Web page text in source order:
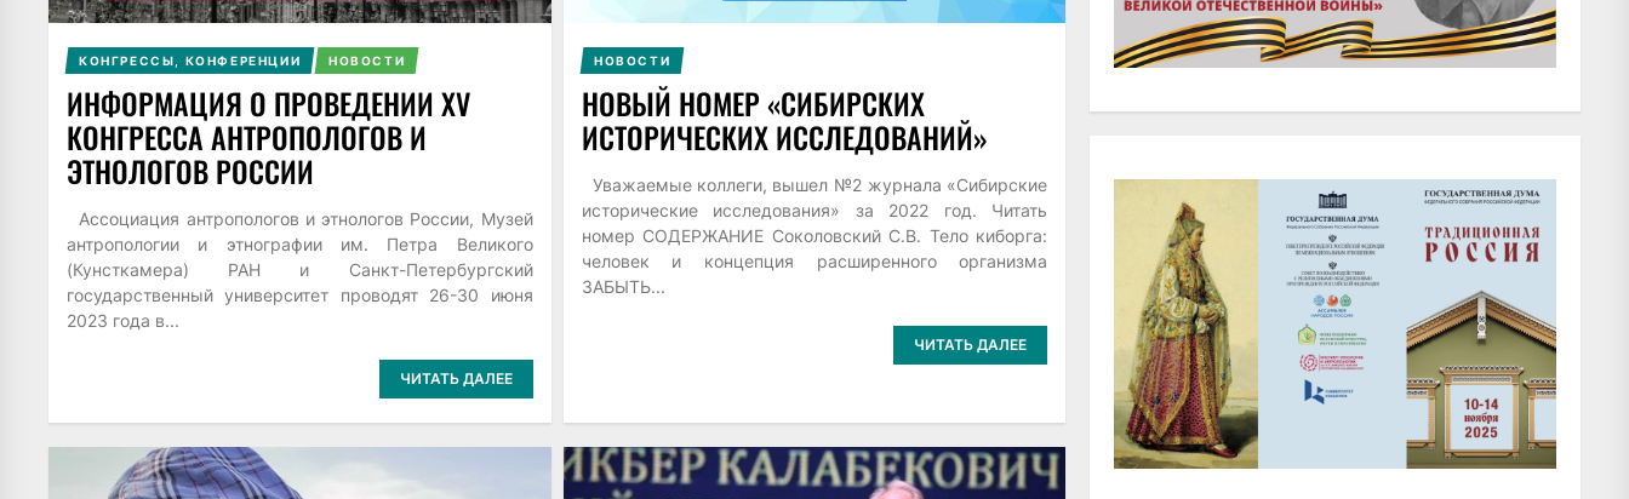
КОНГРЕССЫ, КОНФЕРЕНЦИИ НОВОСТИ
ИНФОРМАЦИЯ О ПРОВЕДЕНИИ XV
КОНГРЕССА АНТРОПОЛОГОВ И
ЭТНОЛОГОВ РОССИИ
Ассоциация антропологов и этнологов России, Музей
антропологии и этнографии им. Петра Великого
(Кунсткамера) РАН и Санкт-Петербургский
государственный университет проводят 26-30 июня
2023 года в...
ЧИТАТЬ ДАЛЕЕ
НОВОСТИ
НОВЫЙ НОМЕР «СИБИРСКИХ
ИСТОРИЧЕСКИХ ИССЛЕДОВАНИЙ»
Уважаемые коллеги, вышел №2 журнала «Сибирские
исторические исследования» за 2022 год. Читать
номер СОДЕРЖАНИЕ Соколовский С.В. Тело киборга:
человек и концепция расширенного организма
ЗАБЫТЬ...
ЧИТАТЬ ДАЛЕЕ